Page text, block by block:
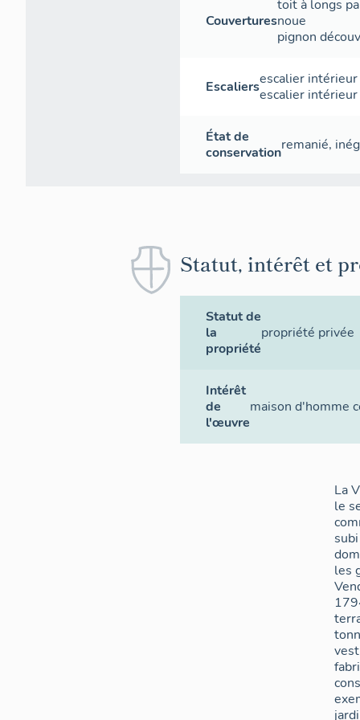
Couvertures
toit à longs
noue
pignon
Escaliersescalier intérieur
escalier intérieur
État de
conservationremanié,
Statut, intérêt et
Statut de
la
propriété
propriété privée
Intérêt
de
l'œuvre
maison d'homme
La
le
les
1794. Le